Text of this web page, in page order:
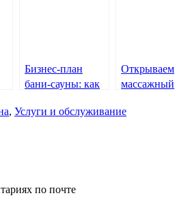
Бизнес-план
бани-сауны: как
Открываем
массажный
, Услуги и обслуживание
по почте